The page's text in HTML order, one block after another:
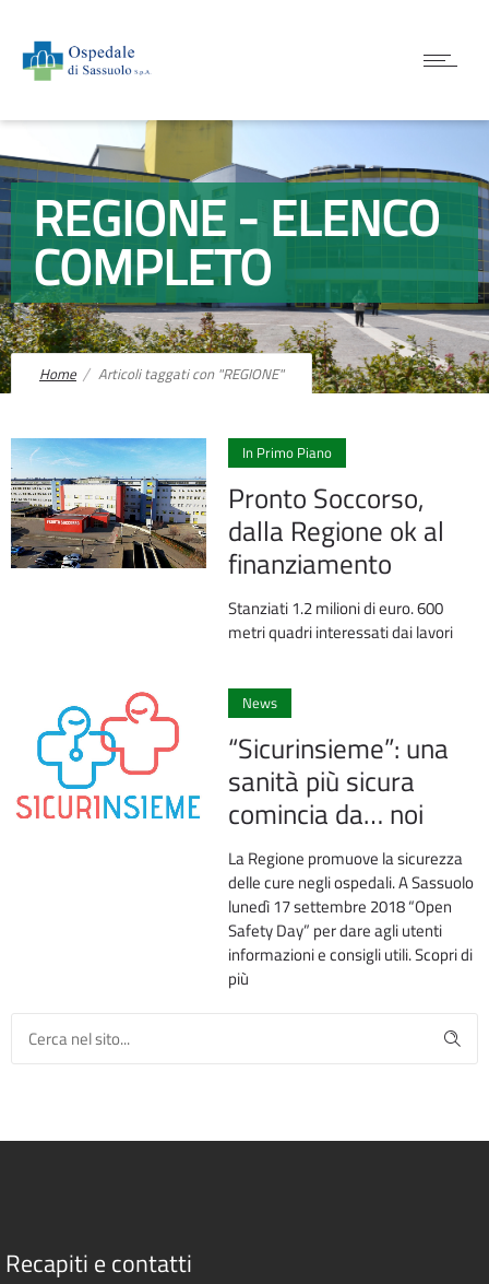
REGIONE - ELENCO
COMPLETO
Home Articoli taggati con "REGIONE"
In Primo Piano
Pronto Soccorso,
dalla Regione ok al
finanziamento
Stanziati 1.2 milioni di euro. 600
metri quadri interessati dai lavori
News
“Sicurinsieme”: una
sanità più sicura
comincia da… noi
La Regione promuove la sicurezza
delle cure negli ospedali. A Sassuolo
lunedì 17 settembre 2018 “Open
Safety Day” per dare agli utenti
informazioni e consigli utili. Scopri di
più
Recapiti e contatti